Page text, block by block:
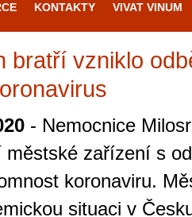
KONTAKTY VIVAT VINUM
bratří vzniklo
- Nemocnice
městské zařízení s
koronaviru.
situaci v
Průvodce
Brně: Od
Brno je
zajímavé
restaurace,
místem, kde si